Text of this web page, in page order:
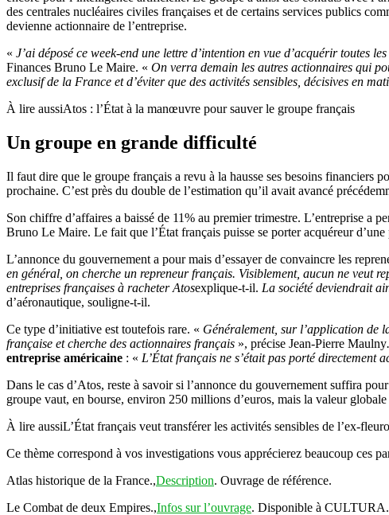
des centrales nucléaires civiles françaises et de certains services publics
devienne actionnaire de l’entreprise.
« J’ai déposé ce week-end une lettre d’intention en vue d’acquérir toutes
Finances Bruno Le Maire. « On verra demain les autres actionnaires qui
exclusif de la France et d’éviter que des activités sensibles, décisives en
À lire aussiAtos : l’État à la manœuvre pour sauver le groupe français
Un groupe en grande difficulté
Il faut dire que le groupe français a revu à la hausse ses besoins financiers
prochaine. C’est près du double de l’estimation qu’il avait avancé
Son chiffre d’affaires a baissé de 11% au premier trimestre. L’entreprise a
Bruno Le Maire. Le fait que l’État français puisse se porter acquéreur
L’annonce du gouvernement a pour mais d’essayer de convaincre les
en général, on cherche un repreneur français. Visiblement, aucun ne veut
entreprises françaises à racheter Atosexplique-t-il. La société deviendrait
d’aéronautique, souligne-t-il.
Ce type d’initiative est toutefois rare. « Généralement, sur l’application de
française et cherche des actionnaires français », précise Jean-Pierre Maulny.
entreprise américaine : « L’État français ne s’était pas porté directement
Dans le cas d’Atos, reste à savoir si l’annonce du gouvernement suffira
groupe vaut, en bourse, environ 250 millions d’euros, mais la valeur
À lire aussiL’État français veut transférer les activités sensibles de l’ex-
Ce thème correspond à vos investigations vous apprécierez beaucoup ces
Atlas historique de la France.,Description. Ouvrage de référence.
Le Combat de deux Empires.,Infos sur l’ouvrage. Disponible à CULTURA.